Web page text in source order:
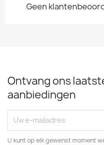
Geen
Ontvang ons
aanbiedingen
U kunt op elk gewenst moment